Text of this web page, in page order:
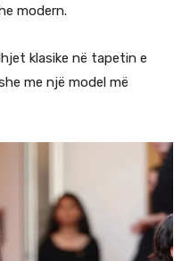
modern.
klasike në tapetin e
me një model më